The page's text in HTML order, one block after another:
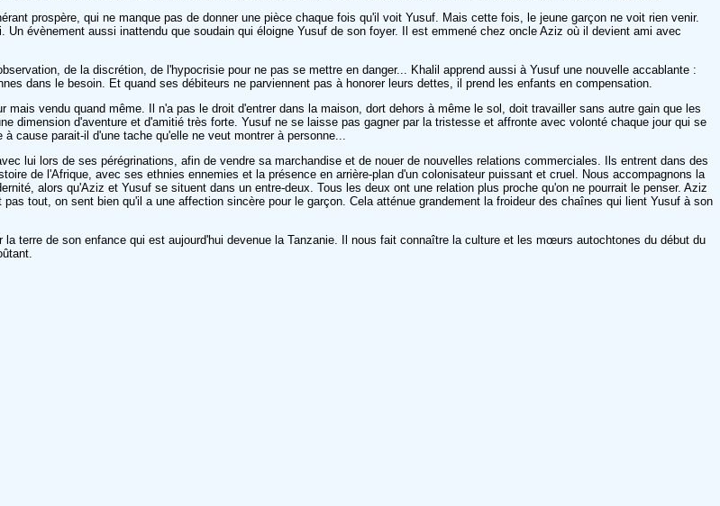
prospère, qui ne manque pas de donner une pièce chaque fois qu'il voit Yusuf. Mais cette fois, le jeune garçon ne voit rien venir.
évènement aussi inattendu que soudain qui éloigne Yusuf de son foyer. Il est emmené chez oncle Aziz où il devient ami avec
de la discrétion, de l'hypocrisie pour ne pas se mettre en danger... Khalil apprend aussi à Yusuf une nouvelle accablante :
dans le besoin. Et quand ses débiteurs ne parviennent pas à honorer leurs dettes, il prend les enfants en compensation.
vendu quand même. Il n'a pas le droit d'entrer dans la maison, dort dehors à même le sol, doit travailler sans autre gain que les
dimension d'aventure et d'amitié très forte. Yusuf ne se laisse pas gagner par la tristesse et affronte avec volonté chaque jour qui se
cause parait-il d'une tache qu'elle ne veut montrer à personne...
lui lors de ses pérégrinations, afin de vendre sa marchandise et de nouer de nouvelles relations commerciales. Ils entrent dans des
de l'Afrique, avec ses ethnies ennemies et la présence en arrière-plan d'un colonisateur puissant et cruel. Nous accompagnons la
alors qu'Aziz et Yusuf se situent dans un entre-deux. Tous les deux ont une relation plus proche qu'on ne pourrait le penser. Aziz
tout, on sent bien qu'il a une affection sincère pour le garçon. Cela atténue grandement la froideur des chaînes qui lient Yusuf à son
la terre de son enfance qui est aujourd'hui devenue la Tanzanie. Il nous fait connaître la culture et les mœurs autochtones du début du